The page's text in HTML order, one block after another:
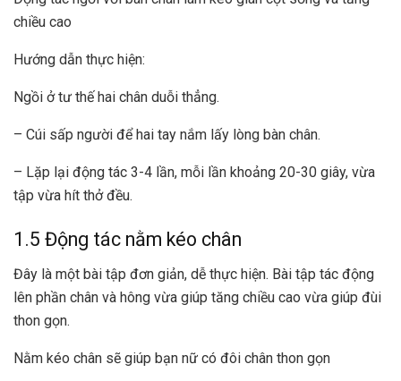
chiều cao
Hướng dẫn thực hiện:
Ngồi ở tư thế hai chân duỗi thẳng.
– Cúi sấp người để hai tay nắm lấy lòng bàn chân.
– Lặp lại động tác 3-4 lần, mỗi lần khoảng 20-30 giây, vừa
tập vừa hít thở đều.
1.5 Động tác nằm kéo chân
Đây là một bài tập đơn giản, dễ thực hiện. Bài tập tác động
lên phần chân và hông vừa giúp tăng chiều cao vừa giúp đùi
thon gọn.
Nằm kéo chân sẽ giúp bạn nữ có đôi chân thon gọn